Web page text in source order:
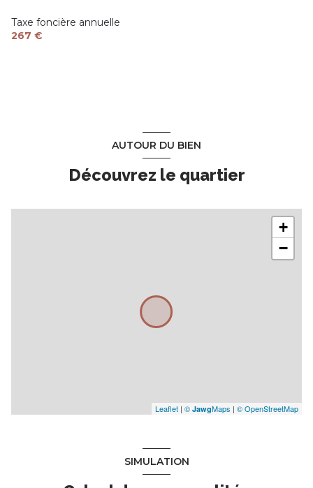
Taxe foncière annuelle
267 €
AUTOUR DU BIEN
Découvrez le quartier
+
−
Leaflet | © JawgMaps | © OpenStreetMap
SIMULATION